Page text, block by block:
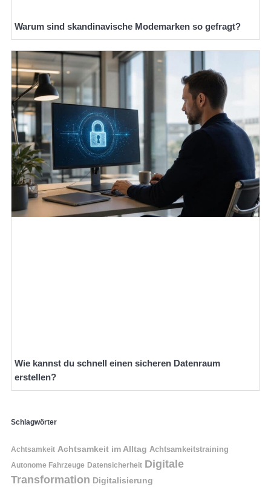
Warum sind skandinavische Modemarken so gefragt?
Wie kannst du schnell einen sicheren Datenraum
erstellen?
Schlagwörter
Achtsamkeit Achtsamkeit im Alltag Achtsamkeitstraining
Autonome Fahrzeuge Datensicherheit Digitale
Transformation Digitalisierung